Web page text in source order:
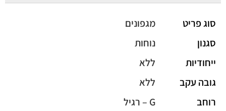
סוג פריט
מגפונים
סגנון
נוחות
ייחודיות
ללא
גובה עקב
ללא
רוחב
G – רגיל